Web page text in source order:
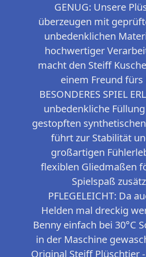
GENUG: Unsere
überzeugen mit
unbedenklichen
hochwertiger
macht den Steiff
einem Freund fürs
BESONDERES SPIEL
unbedenkliche
gestopften
führt zur Stabilität
großartigen
flexiblen Gliedmaßen
Spielspaß
PFLEGELEICHT: Da
Helden mal dreckig
Benny einfach bei 30°C
in der Maschine
Original Steiff Plüschtier -